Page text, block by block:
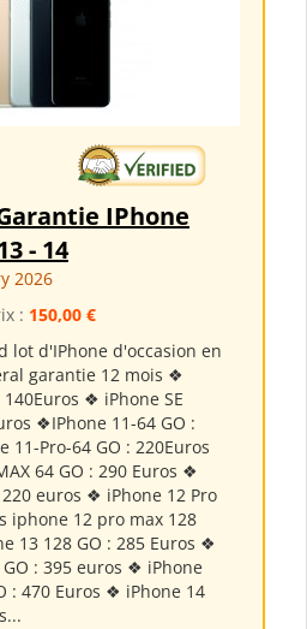
IPhone
- 14
2026
: 150,00 €
lot d'IPhone d'occasion en
garantie 12 mois ❖
140Euros ❖ iPhone SE
❖IPhone 11-64 GO :
11-Pro-64 GO : 220Euros
64 GO : 290 Euros ❖
220 euros ❖ iPhone 12 Pro
iphone 12 pro max 128
13 128 GO : 285 Euros ❖
GO : 395 euros ❖ iPhone
: 470 Euros ❖ iPhone 14